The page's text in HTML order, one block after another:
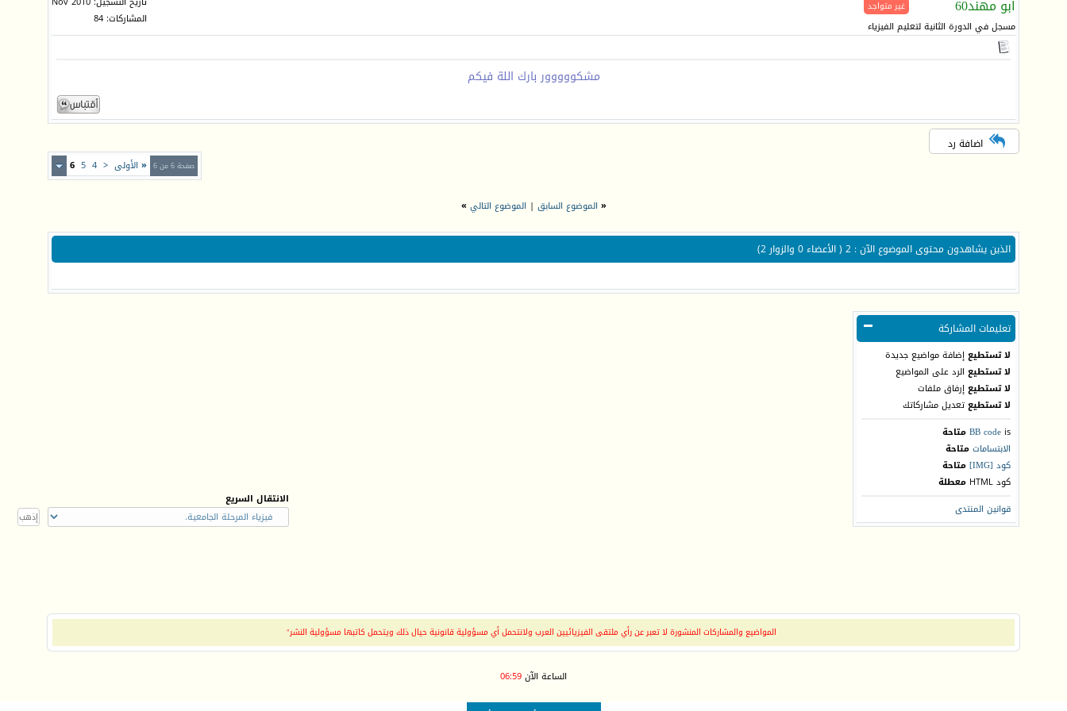
ابو مهند60 غير متواجد
مسجل في الدورة الثانية لتعليم الفيزياء
المشاركات: 84
مشكووووور بارك اللة فيكم
اضافة رد
صفحة 6 من 6 « الأولى <
4
5
6
« الموضوع السابق | الموضوع التالي »
الذين يشاهدون محتوى الموضوع الآن : 2 ( الأعضاء 0 والزوار 2)
تعليمات المشاركة
لا تستطيعإضافة مواضيع جديدة
لا تستطيع الرد على المواضيع
لا تستطيعإرفاق ملفات
لا تستطيعتعديل مشاركاتك
BB code is
متاحة
الابتساماتمتاحة
كود [IMG]
متاحة
كود HTML
معطلة
قوانين المنتدى
الانتقال السريع
المواضيع والمشاركات المنشورة لا تعبر عن رأي ملتقى الفيزيائيين العرب ولانتحمل أي مسؤولية قانونية حيال ذلك ويتحمل كاتبها مسؤولية النشر"
الساعة الآن06:59